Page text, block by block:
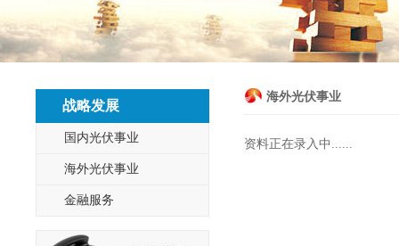
战略发展
国内光伏事业
海外光伏事业
金融服务
海外光伏事业
资料正在录入中......